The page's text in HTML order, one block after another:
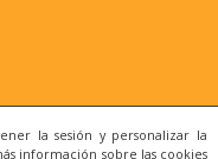
la sesión y personalizar la
información sobre las cookies